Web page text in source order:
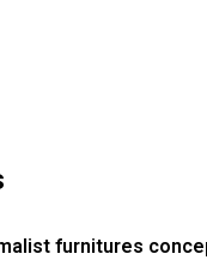
furnitures